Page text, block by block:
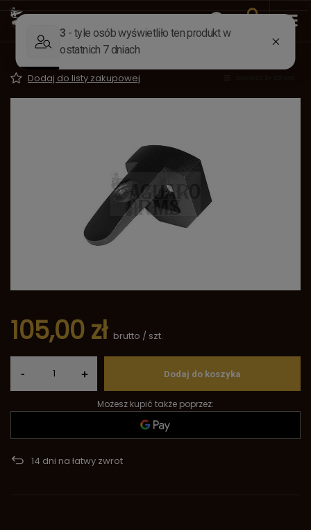
Strona główna Części do broni
Warkocz do lufy 45 Ardesa
Dodaj do listy zakupowej
105,00 zł brutto / szt.
- + Dodaj do koszyka
Możesz kupić także poprzez:
14 dni na łatwy zwrot